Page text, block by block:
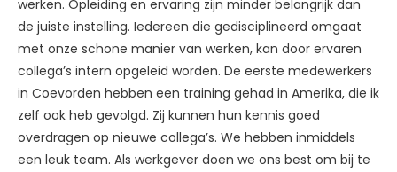
werken. Opleiding en ervaring zijn minder belangrijk dan
de juiste instelling. Iedereen die gedisciplineerd omgaat
met onze schone manier van werken, kan door ervaren
collega’s intern opgeleid worden. De eerste medewerkers
in Coevorden hebben een training gehad in Amerika, die ik
zelf ook heb gevolgd. Zij kunnen hun kennis goed
overdragen op nieuwe collega’s. We hebben inmiddels
een leuk team. Als werkgever doen we ons best om bij te